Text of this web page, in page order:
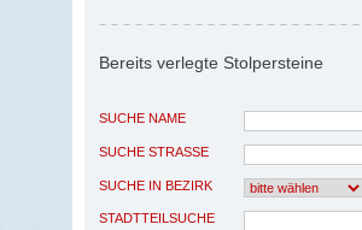
Bereits verlegte Stolpersteine
SUCHE NAME
SUCHE STRASSE
SUCHE IN BEZIRK
STADTTEILSUCHE